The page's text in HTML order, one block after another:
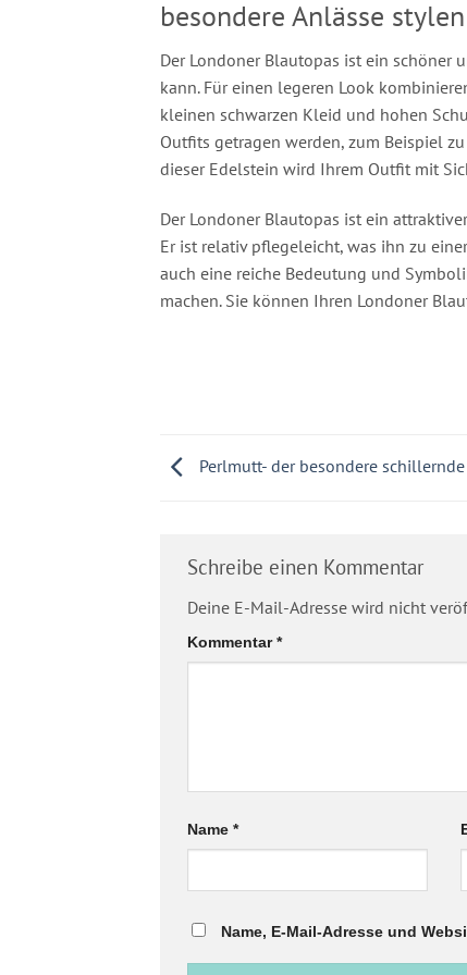
besondere Anlässe stylen
Der Londoner Blautopas ist ein schöner
kann. Für einen legeren Look
kleinen schwarzen Kleid und hohen
Outfits getragen werden, zum Beispiel
dieser Edelstein wird Ihrem Outfit mit
Der Londoner Blautopas ist ein
Er ist relativ pflegeleicht, was ihn zu
auch eine reiche Bedeutung und
machen. Sie können Ihren Londoner
Perlmutt- der besondere
Schreibe einen Kommentar
Deine E-Mail-Adresse wird nicht
Kommentar*
Name *
Name, E-Mail-Adresse und